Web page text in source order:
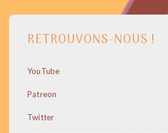
RETROUVONS-NOUS !
YouTube
Patreon
Twitter